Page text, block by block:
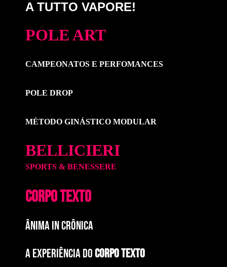
A TUTTO VAPORE!
POLE ART
CAMPEONATOS E PERFOMANCES
POLE DROP
MÉTODO GINÁSTICO MODULAR
BELLICIERI
SPORTS & BENESSERE
CORPO TEXTO
ÂNIMA IN CRÔNICA
A EXPERIÊNCIA DOCORPO TEXTO